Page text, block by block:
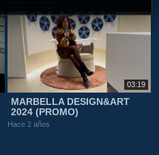
03:19
MARBELLA DESIGN&ART
2024 (PROMO)
Hace 2 años